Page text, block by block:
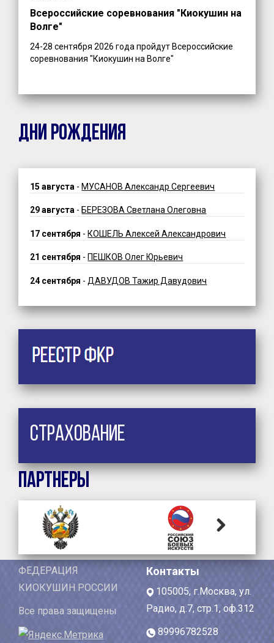
Всероссийские соревнования "Киокушин на
Волге"
24-28 сентября 2026 года пройдут Всероссийские
соревнования "Киокушин на Волге"
ДНИ РОЖДЕНИЯ
15 августа - МУСАНОВ Александр Сергеевич
29 августа - БЕРЕЗОВА Светлана Олеговна
17 сентября - КОШЕЛЬ Алексей Александрович
21 сентября - ПЕШКОВ Олег Юрьевич
24 сентября - ДАВУДОВ Тажир Давудович
Страхование
Партнеры
ФЕДЕРАЦИЯ
КИОКУШИН РОССИИ
Все права защищены
Контакты
105005, г.Москва, ул.
Радио, д.7, стр.1, оф.312
89996782528